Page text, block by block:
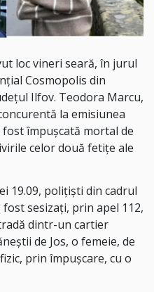
loc vineri seară, în jurul
Cosmopolis din
Ilfov. Teodora Marcu,
la emisiunea
fost împușcată mortal de
celor două fetițe ale
19.09, polițiști din cadrul
sesizați, prin apel 112,
dintr-un cartier
de Jos, o femeie, de
prin împușcare, cu o